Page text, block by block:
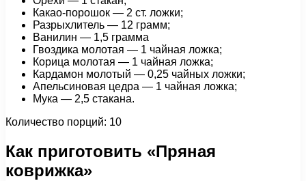
Какао-порошок — 2 ст. ложки;
Разрыхлитель — 12 грамм;
Ванилин — 1,5 грамма
Гвоздика молотая — 1 чайная ложка;
Корица молотая — 1 чайная ложка;
Кардамон молотый — 0,25 чайных ложки;
Апельсиновая цедра — 1 чайная ложка;
Мука — 2,5 стакана.
Количество порций: 10
Как приготовить «Пряная
коврижка»